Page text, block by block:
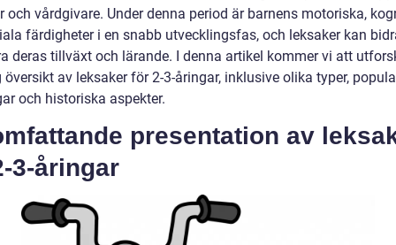
och vårdgivare. Under denna period är barnens motoriska,
färdigheter i en snabb utvecklingsfas, och leksaker kan
deras tillväxt och lärande. I denna artikel kommer vi att
översikt av leksaker för 2-3-åringar, inklusive olika typer,
och historiska aspekter.
presentation av
3-åringar